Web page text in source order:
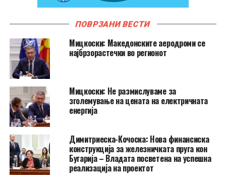
ПОВРЗАНИ ВЕСТИ
Мицкоски: Македонските аеродроми се
најбрзорастечки во регионот
Мицкоски: Не размислуваме за
зголемување на цената на електричната
енергија
Димитриеска-Кочоска: Нова финансиска
конструкција за железничката пруга кон
Бугарија – Владата посветена на успешна
реализација на проектот